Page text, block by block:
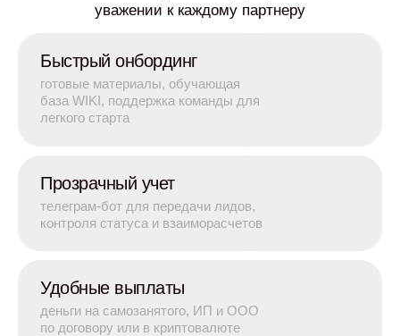
уважении к каждому партнеру
Быстрый онбординг
готовые материалы, обучающая
база WIKI, поддержка команды для
легкого старта
Прозрачный учет
телеграм-бот для передачи лидов,
контроля статуса и взаиморасчетов
Удобные выплаты
деньги на самозанятого, ИП и ООО
по договору или в криптовалюте